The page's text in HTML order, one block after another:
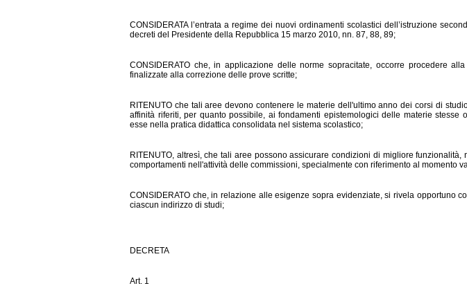
CONSIDERATA l’entrata a regime dei nuovi ordinamenti scolastici dell’istruzione
decreti del Presidente della Repubblica 15 marzo 2010, nn. 87, 88, 89;
CONSIDERATO che, in applicazione delle norme sopracitate, occorre procedere
finalizzate alla correzione delle prove scritte;
RITENUTO che tali aree devono contenere le materie dell'ultimo anno dei corsi di
affinità riferiti, per quanto possibile, ai fondamenti epistemologici delle materie stesse
esse nella pratica didattica consolidata nel sistema scolastico;
RITENUTO, altresì, che tali aree possono assicurare condizioni di migliore funzionalità,
comportamenti nell'attività delle commissioni, specialmente con riferimento al momento
CONSIDERATO che, in relazione alle esigenze sopra evidenziate, si rivela opportuno
ciascun indirizzo di studi;
DECRETA
Art. 1